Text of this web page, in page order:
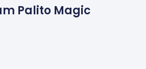
Palito Magic